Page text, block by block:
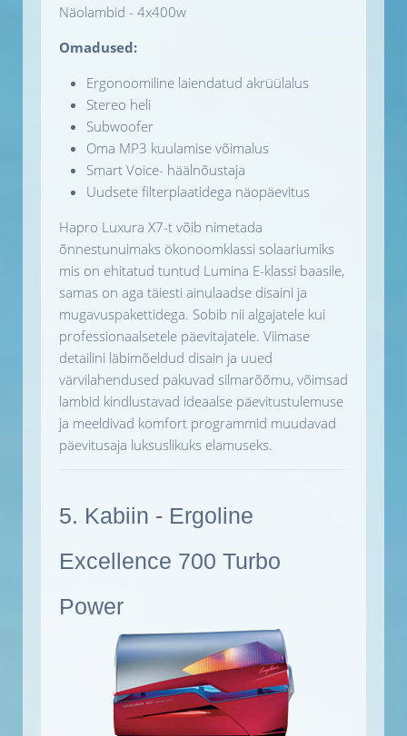
Näolambid - 4x400w
Omadused:
Ergonoomiline laiendatud akrüülalus
Stereo heli
Subwoofer
Oma MP3 kuulamise võimalus
Smart Voice- häälnõustaja
Uudsete filterplaatidega näopäevitus
Hapro Luxura X7-t võib nimetada
õnnestunuimaks ökonoomklassi solaariumiks
mis on ehitatud tuntud Lumina E-klassi baasile,
samas on aga täiesti ainulaadse disaini ja
mugavuspakettidega. Sobib nii algajatele kui
professionaalsetele päevitajatele. Viimase
detailini läbimõeldud disain ja uued
värvilahendused pakuvad silmarõõmu, võimsad
lambid kindlustavad ideaalse päevitustulemuse
ja meeldivad komfort programmid muudavad
päevitusaja luksuslikuks elamuseks.
5. Kabiin - Ergoline
Excellence 700 Turbo
Power